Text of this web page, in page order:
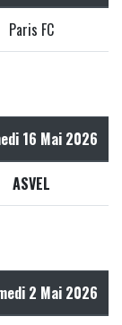
Paris FC
16 Mai 2026
ASVEL
2 Mai 2026